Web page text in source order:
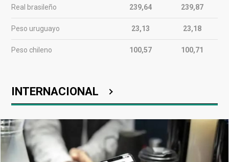
Real brasileño 239,64 239,87
Peso uruguayo 23,13 23,18
Peso chileno 100,57 100,71
INTERNACIONAL